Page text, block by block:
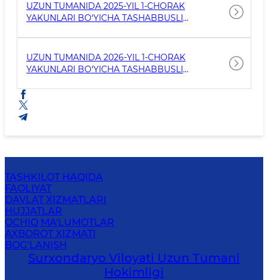
UZUN TUMANIDA 2025-YIL 1-CHORAK
YAKUNLARI BO‘YICHA TASHABBUSLI
MA’LUMOT
UZUN TUMANIDA 2026-YIL 1-CHORAK
YAKUNLARI BO‘YICHA TASHABBUSLI
TASHKILOT HAQIDA
FAOLIYAT
DAVLAT XIZMATLARI
HUJJATLAR
OCHIQ MA'LUMOTLAR
AXBOROT XIZMATI
BOG‘LANISH
Surxondaryo Viloyati Uzun Tumani
Hokimligi